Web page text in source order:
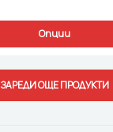
Опции
ЗАРЕДИ ОЩЕ ПРОДУКТИ